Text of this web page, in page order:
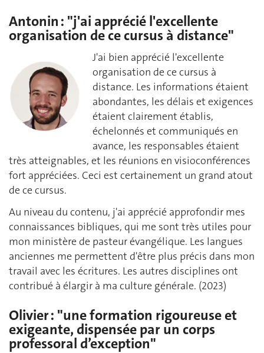
Antonin : "j'ai apprécié l'excellente
organisation de ce cursus à distance"
J'ai bien apprécié l'excellente
organisation de ce cursus à
distance. Les informations étaient
abondantes, les délais et exigences
étaient clairement établis,
échelonnés et communiqués en
avance, les responsables étaient
très atteignables, et les réunions en visioconférences
fort appréciées. Ceci est certainement un grand atout
de ce cursus.
Au niveau du contenu, j'ai apprécié approfondir mes
connaissances bibliques, qui me sont très utiles pour
mon ministère de pasteur évangélique. Les langues
anciennes me permettent d'être plus précis dans mon
travail avec les écritures. Les autres disciplines ont
contribué à élargir à ma culture générale. (2023)
Olivier : "une formation rigoureuse et
exigeante, dispensée par un corps
professoral d’exception"